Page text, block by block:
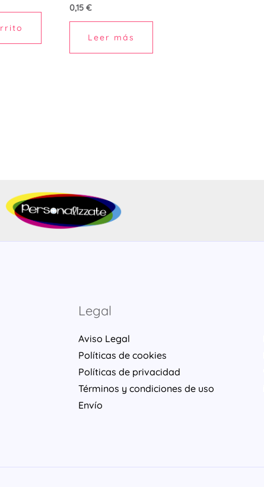
0,15 €
Leer más
Legal
Aviso Legal
Políticas de cookies
Políticas de privacidad
Términos y condiciones de uso
Envío